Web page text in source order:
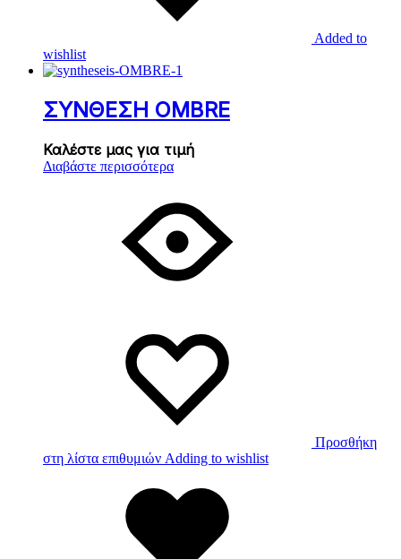
Added to
wishlist
ΣΥΝΘΕΣΗ ΟMBRΕ
Καλέστε μας για τιμή
Διαβάστε περισσότερα
Προσθήκη
στη λίστα επιθυμιών Adding to wishlist